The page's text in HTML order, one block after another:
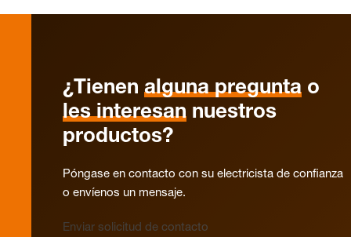
¿Tienen alguna pregunta o
les interesan nuestros
productos?
Póngase en contacto con su electricista de confianza
o envíenos un mensaje.
Enviar solicitud de contacto